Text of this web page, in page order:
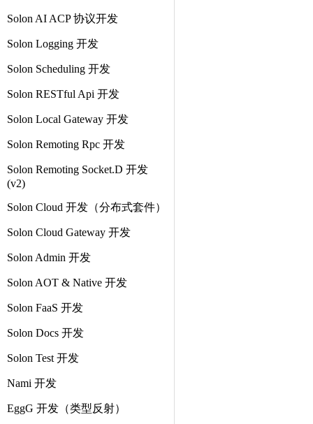
Solon AI ACP 协议开发
Solon Logging 开发
Solon Scheduling 开发
Solon RESTful Api 开发
Solon Local Gateway 开发
Solon Remoting Rpc 开发
Solon Remoting Socket.D 开发
(v2)
Solon Cloud 开发（分布式套件）
Solon Cloud Gateway 开发
Solon Admin 开发
Solon AOT & Native 开发
Solon FaaS 开发
Solon Docs 开发
Solon Test 开发
Nami 开发
EggG 开发（类型反射）